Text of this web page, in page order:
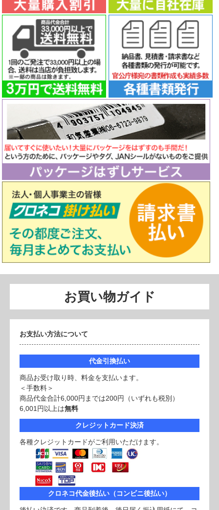
お買い物ガイド
お支払い方法について
代金引換払い
商品お受け取り時、料金を支払います。
＜手数料＞
商品代金合計6,000円までは200円（いずれも税別）
6,001円以上は無料
クレジットカード決済
各種クレジットカードがご利用いただけます。
クロネコ代金後払い（コンビニ後払い）